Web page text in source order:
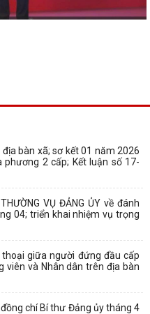
bàn xã; sơ kết 01 năm 2026
2 cấp; Kết luận số 17-
VỤ ĐẢNG ỦY về đánh
04; triển khai nhiệm vụ trọng
thoại giữa người đứng đầu cấp
viên và Nhân dân trên địa bàn
chí Bí thư Đảng ủy tháng 4